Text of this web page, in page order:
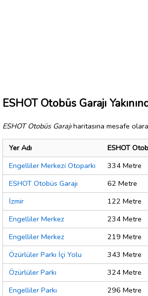
ESHOT Otobüs Garajı
ESHOT Otobüs Garajıharitasına mesafe
Yer Adı
ESHOT
Engelliler Merkezi Otoparkı
334 Metre
ESHOT Otobüs Garajı
62 Metre
İzmir
122 Metre
Engelliler Merkez
234 Metre
Engelliler Merkez
219 Metre
Özürlüler Parkı İçi Yolu
343 Metre
Özürlüler Parkı
324 Metre
Engelliler Parkı
296 Metre